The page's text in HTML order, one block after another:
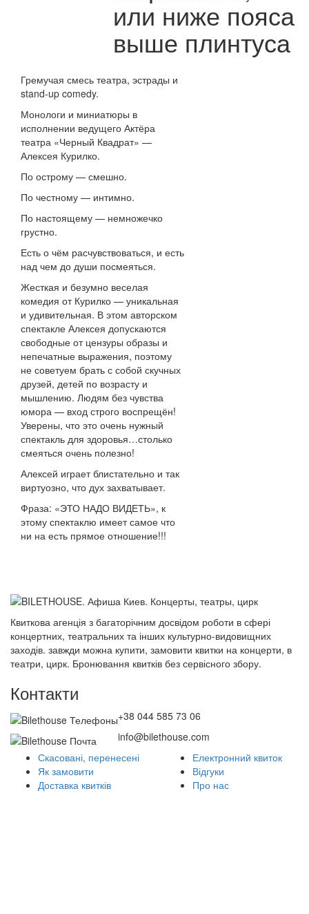
или ниже пояса
выше плинтуса
Гремучая смесь театра, эстрады и
stand-up comedy.
Монологи и миниатюры в
исполнении ведущего Актёра
театра «Черный Квадрат» —
Алексея Курилко.
По острому — смешно.
По честному — интимно.
По настоящему — немножечко
грустно.
Есть о чём расчувствоваться, и есть
над чем до души посмеяться.
Жесткая и безумно веселая
комедия от Курилко — уникальная
и удивительная. В этом авторском
спектакле Алексея допускаются
свободные от цензуры образы и
непечатные выражения, поэтому
не советуем брать с собой скучных
друзей, детей по возрасту и
мышлению. Людям без чувства
юмора — вход строго воспрещён!
Уверены, что это очень нужный
спектакль для здоровья…столько
смеяться очень полезно!
Алексей играет блистательно и так
виртуозно, что дух захватывает.
Фраза: «ЭТО НАДО ВИДЕТЬ», к
этому спектаклю имеет самое что
ни на есть прямое отношение!!!
Квиткова агенція з багаторічним досвідом роботи в сфері
концертних, театральних та інших культурно-видовищних
заходів. завжди можна купити, замовити квитки на концерти, в
театри, цирк. Бронювання квитків без сервісного збору.
Контакти
+38 044 585 73 06
info@bilethouse.com
Скасовані, перенесені
Як замовити
Доставка квитків
Електронний квиток
Відгуки
Про нас